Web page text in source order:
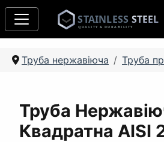
Труба нержавіюча Труба
Труба
Квадратна AISI